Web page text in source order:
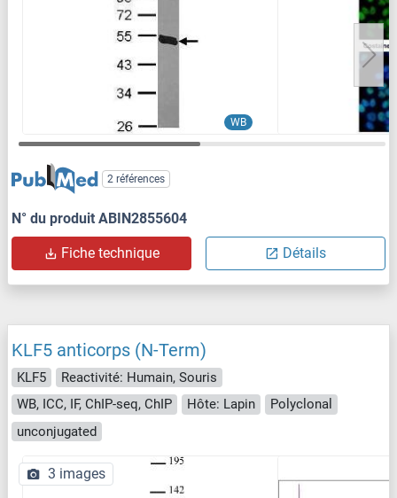
WB
2 références
N° du produit ABIN2855604
Fiche technique Détails
KLF5 anticorps (N-Term)
KLF5
Reactivité: Humain, Souris
WB, ICC, IF, ChIP-seq, ChIP
Hôte: Lapin
Polyclonal
unconjugated
3 images